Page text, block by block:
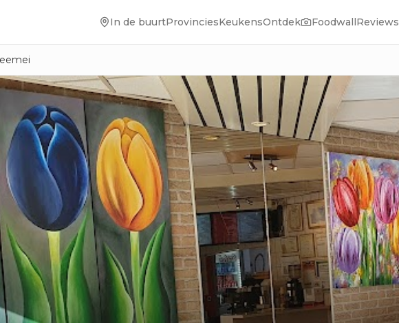
In de buurtProvinciesKeukensOntdek FoodwallReviews